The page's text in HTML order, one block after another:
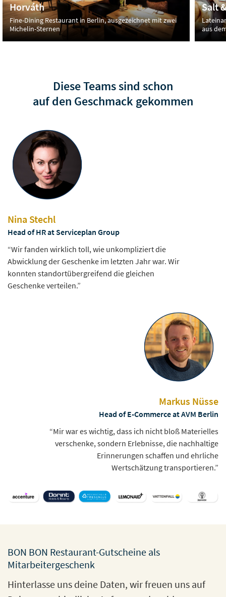
Horváth
Fine-Dining Restaurant in Berlin, ausgezeichnet mit zwei
Michelin-Sternen
Salt
aus
Diese Teams sind schon
auf den Geschmack gekommen
Nina Stechl
Head of HR at Serviceplan Group
“Wir fanden wirklich toll, wie unkompliziert die
Abwicklung der Geschenke im letzten Jahr war. Wir
konnten standortübergreifend die gleichen
Geschenke verteilen.”
Markus Nüsse
Head of E-Commerce at AVM Berlin
“Mir war es wichtig, dass ich nicht bloß Materielles
verschenke, sondern Erlebnisse, die nachhaltige
Erinnerungen schaffen und ehrliche
Wertschätzung transportieren.”
BON BON Restaurant-Gutscheine als
Mitarbeitergeschenk
Hinterlasse uns deine Daten, wir freuen uns auf